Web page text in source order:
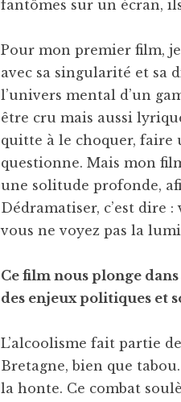
fantômes sur un écran,
Pour mon premier film,
avec sa singularité et sa
l’univers mental d’un
être cru mais aussi
quitte à le choquer, faire
questionne. Mais mon
une solitude profonde,
Dédramatiser, c’est dire
vous ne voyez pas la
Ce film nous plonge
des enjeux politiques et
L’alcoolisme fait partie
Bretagne, bien que
la honte. Ce combat